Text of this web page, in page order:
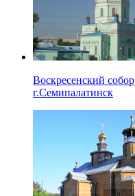
Воскресенский собор
г.Семипалатинск